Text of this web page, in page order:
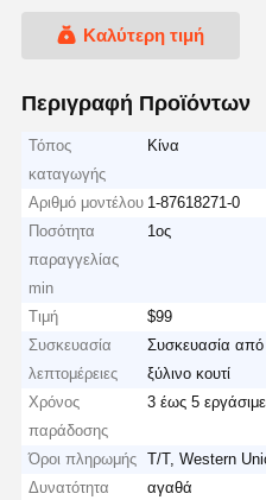
Καλύτερη τιμή
Περιγραφή Προϊόντων
Τόπος
καταγωγής
Κίνα
Αριθμό μοντέλου 1-87618271-0
Ποσότητα
παραγγελίας
min
1ος
Τιμή
$99
Συσκευασία
λεπτομέρειες
Συσκευασία
ξύλινο κουτί
Χρόνος
παράδοσης
3 έως 5
Όροι πληρωμής
T/T, Western
Δυνατότητα
αγαθά